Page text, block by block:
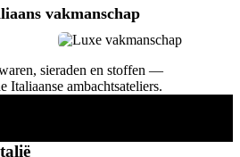
vakmanschap
sieraden en stoffen —
Italiaanse ambachtsateliers.